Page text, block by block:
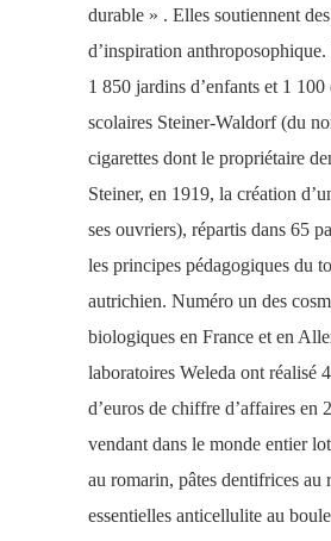
durable » . Elles soutiennent
d’inspiration anthroposophique.
1 850 jardins d’enfants et 1 100
scolaires Steiner-Waldorf (du
cigarettes dont le propriétaire
Steiner, en 1919, la création
ses ouvriers), répartis dans 65
les principes pédagogiques du
autrichien. Numéro un des
biologiques en France et en
laboratoires Weleda ont réalisé
d’euros de chiffre d’affaires en
vendant dans le monde entier
au romarin, pâtes dentifrices au
essentielles anticellulite au